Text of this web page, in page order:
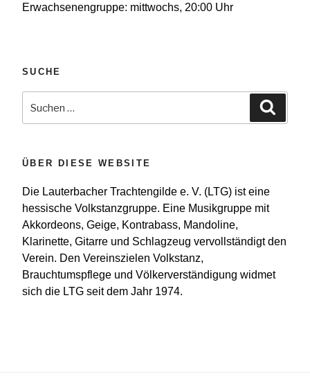
Erwachsenengruppe: mittwochs, 20:00 Uhr
SUCHE
nach:
ÜBER DIESE WEBSITE
Die Lauterbacher Trachtengilde e. V. (LTG) ist eine
hessische Volkstanzgruppe. Eine Musikgruppe mit
Akkordeons, Geige, Kontrabass, Mandoline,
Klarinette, Gitarre und Schlagzeug vervollständigt den
Verein. Den Vereinszielen Volkstanz,
Brauchtumspflege und Völkerverständigung widmet
sich die LTG seit dem Jahr 1974.